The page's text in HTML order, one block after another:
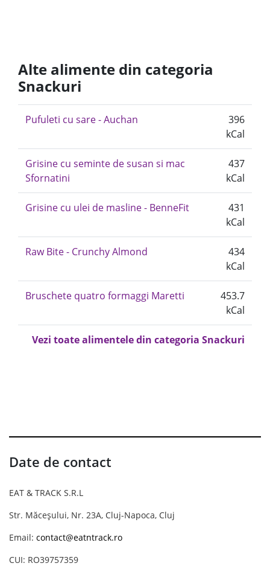
Alte alimente din categoria
Snackuri
Pufuleti cu sare - Auchan
396
kCal
Grisine cu seminte de susan si mac
Sfornatini
437
kCal
Grisine cu ulei de masline - BenneFit
431
kCal
Raw Bite - Crunchy Almond
434
kCal
Bruschete quatro formaggi Maretti
453.7
kCal
Vezi toate alimentele din categoria Snackuri
Date de contact
EAT & TRACK S.R.L
Str. Măceșului, Nr. 23A, Cluj-Napoca, Cluj
Email: contact@eatntrack.ro
CUI: RO39757359